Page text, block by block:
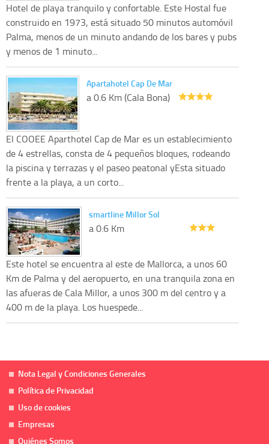
Hotel de playa tranquilo y confortable. Este Hostal fue
construido en 1973, está situado 50 minutos automóvil
Palma, menos de un minuto andando de los bares y pubs
y menos de 1 minuto...
Apartahotel Cap De Mar
a 0.6 Km (Cala Bona)
El COOEE Aparthotel Cap de Mar es un establecimiento
de 4 estrellas, consta de 4 pequeños bloques, rodeando
la piscina y terrazas y el paseo peatonal yEsta situado
frente a la playa, a un corto...
smartline Millor Sol
a 0.6 Km
Este hotel se encuentra al este de Mallorca, a unos 60
Km de Palma y del aeropuerto, en una tranquila zona en
las afueras de Cala Millor, a unos 300 m del centro y a
400 m de la playa. Los huespede...
Nota Legal y Condiciones Generales
Política de Privacidad
Uso de cookies
Empresas
Quiénes Somos